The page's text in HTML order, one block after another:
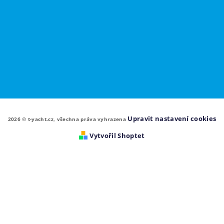
2026 © t-yacht.cz, všechna práva vyhrazena Upravit nastavení cookies
Vytvořil Shoptet